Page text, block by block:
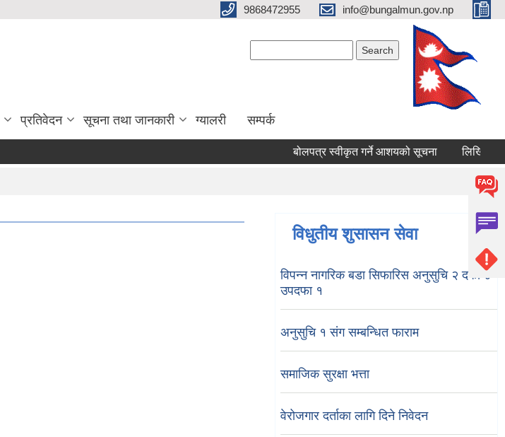
9868472955 info@bungalmun.gov.np
प्रतिवेदन सूचना तथा जानकारी ग्यालरी सम्पर्क
बोलपत्र स्वीकृत गर्ने आशयको सूचना लिखित
विधुतीय शुसासन सेवा
विपन्न नागरिक बडा सिफारिस अनुसुचि २ दफा ४
उपदफा १
अनुसुचि १ संग सम्बन्धित फाराम
समाजिक सुरक्षा भत्ता
वेरोजगार दर्ताका लागि दिने निवेदन